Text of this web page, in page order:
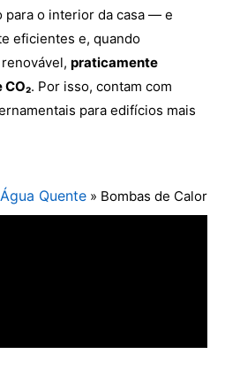
o interior da casa — e
eficientes e, quando
praticamente
. Por isso, contam com
para edifícios mais
Água Quente » Bombas de Calor